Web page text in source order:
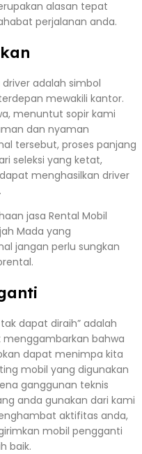
alasan tepat
perjalanan anda.
adalah simbol
mewakili kantor.
menuntut sopir kami
dan nyaman
tersebut, proses panjang
seleksi yang ketat,
menghasilkan driver
jasa Rental Mobil
Mada yang
jangan perlu sungkan
dapat diraih” adalah
menggambarkan bahwa
dapat menimpa kita
mobil yang digunakan
ganggunan teknis
anda gunakan dari kami
aktifitas anda,
mobil pengganti
baik.